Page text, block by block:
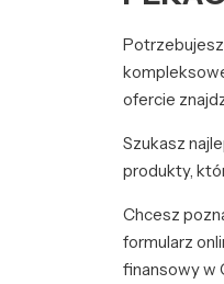
ofercie
Szukasz
produkty,
Chcesz
formularz
finansowy w